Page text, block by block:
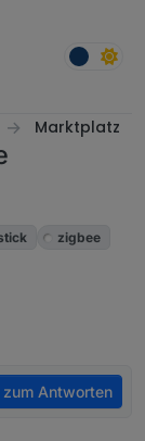
Marktplatz
zigbee
zum Antworten